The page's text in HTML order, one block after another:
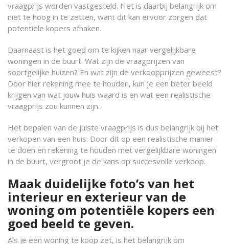
vraagprijs worden vastgesteld. Het is daarbij belangrijk om
niet te hoog in te zetten, want dit kan ervoor zorgen dat
potentiële kopers afhaken.
Daarnaast is het goed om te kijken naar vergelijkbare
woningen in de buurt. Wat zijn de vraagprijzen van
soortgelijke huizen? En wat zijn de verkoopprijzen geweest?
Door hier rekening mee te houden, kun je een beter beeld
krijgen van wat jouw huis waard is en wat een realistische
vraagprijs zou kunnen zijn.
Het bepalen van de juiste vraagprijs is dus belangrijk bij het
verkopen van een huis. Door dit op een realistische manier
te doen en rekening te houden met vergelijkbare woningen
in de buurt, vergroot je de kans op succesvolle verkoop.
Maak duidelijke foto’s van het
interieur en exterieur van de
woning om potentiële kopers een
goed beeld te geven.
Als je een woning te koop zet, is het belangrijk om